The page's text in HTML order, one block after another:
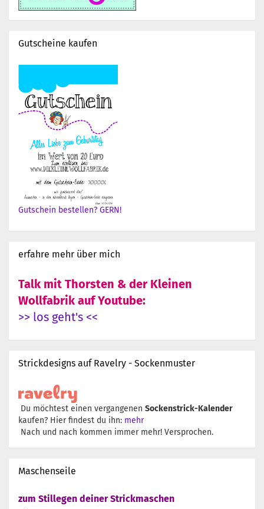
Gutscheine kaufen
Gutschein bestellen? GERN!
erfahre mehr über mich
Talk mit Thorsten & der Kleinen
Wollfabrik auf Youtube:
>> los geht's <<
Strickdesigns auf Ravelry - Sockenmuster
Du möchtest einen vergangenen Sockenstrick-Kalender
kaufen? Hier findest du ihn: mehr
Nach und nach kommen immer mehr! Versprochen.
Maschenseile
zum Stillegen deiner Strickmaschen